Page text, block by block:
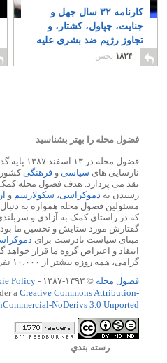
کارنامه ۳۲ سال جهل و
جنایت، چپاول، کشتار، و
تجاوز رژیم ضد بشری علیه
ملت ایران
۱۸۲۴ پخش
فضول محله را بهتر بشناسید
فضول محله
نارسایی های سیاسی و فرهنگی
نقد می پردازد. هدف فضول محله
رسیدن به دموکراسی، سکولارسم و
مسئولین فضول محله همواره به دنبال
که در راستای کمک به آزادی و
گفتارش مورد ستایش و تحسین ما بوده،
مبنای سیاست نادرست برای
انتقاد و اعتراض گروه ما قرار
گرامی، همه روزه بیشتر از ۱۰،۰۰۰ نفر از این سایت دیدن می کنند.
فضول محله © ۱۳۹۳-۱۳۸۷ -
Policy
a Creative Commons Attribution-
NoDerivs 3.0 Unported
رسته بندي